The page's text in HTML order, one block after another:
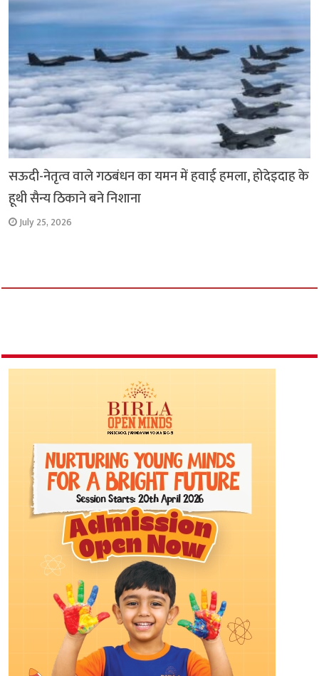
सऊदी-नेतृत्व वाले गठबंधन का यमन में हवाई हमला, होदेइदाह के
हूथी सैन्य ठिकाने बने निशाना
July 25, 2026